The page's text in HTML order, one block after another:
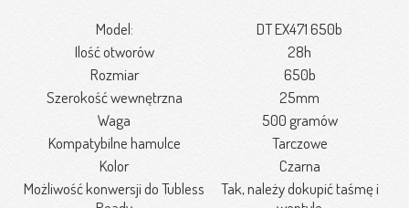
Model:
DT EX471 650b
Ilość otworów
28h
Rozmiar
650b
Szerokość wewnętrzna
25mm
Waga
500 gramów
Kompatybilne hamulce
Tarczowe
Kolor
Czarna
Możliwość konwersji do Tubless
Tak, należy dokupić taśmę i